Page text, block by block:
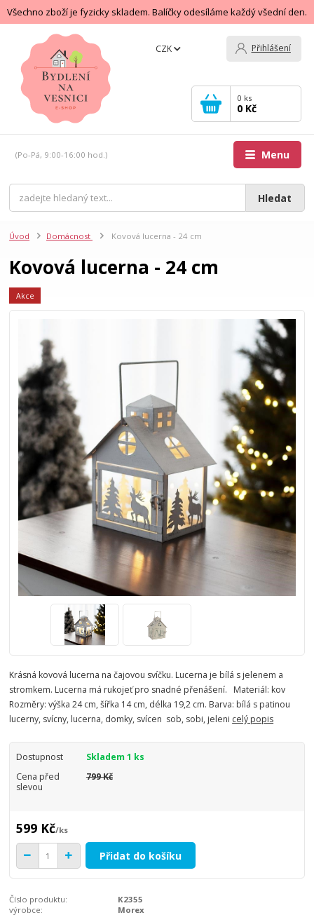
Všechno zboží je fyzicky skladem. Balíčky odesíláme každý všední den.
Menu
CZK Přihlášení
Hledat
(Po-Pá, 9:00-16:00 hod.)
0 ks
0 Kč
Úvod Domácnost Kovová lucerna - 24 cm
Kovová lucerna - 24 cm
Akce
Krásná kovová lucerna na čajovou svíčku. Lucerna je bílá s jelenem a
stromkem. Lucerna má rukojeť pro snadné přenášení. Materiál: kov
Rozměry: výška 24 cm, šířka 14 cm, délka 19,2 cm. Barva: bílá s patinou
lucerny, svícny, lucerna, domky, svícen sob, sobi, jeleni celý popis
Dostupnost
Skladem 1 ks
Cena před
slevou
799 Kč
599 Kč/ks
Přidat do košíku
Číslo produktu:
K2355
výrobce:
Morex